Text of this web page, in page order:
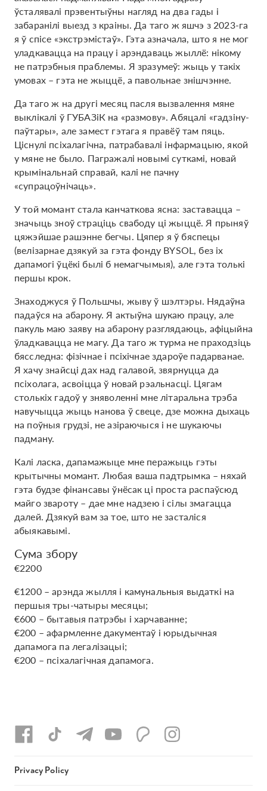
ўсталявалі прэвентыўны нагляд на два гады і
забаранілі выезд з краіны. Да таго ж яшчэ з 2023-га
я ў спісе «экстрэмістаў». Гэта азначала, што я не мог
уладкавацца на працу і арэндаваць жыллё: нікому
не патрэбныя праблемы. Я зразумеў: жыць у такіх
умовах – гэта не жыццё, а павольнае знішчэнне.
Да таго ж на другі месяц пасля вызвалення мяне
выклікалі ў ГУБАЗіК на «размову». Абяцалі «гадзіну-
паўтары», але замест гэтага я правёў там пяць.
Ціснулі псіхалагічна, патрабавалі інфармацыю, якой
у мяне не было. Пагражалі новымі суткамі, новай
крымінальнай справай, калі не пачну
«супрацоўнічаць».
У той момант стала канчаткова ясна: заставацца –
значыць зноў страціць свабоду ці жыццё. Я прыняў
цяжэйшае рашэнне бегчы. Цяпер я ў бяспецы
(велізарнае дзякуй за гэта фонду BYSOL, без іх
дапамогі ўцёкі былі б немагчымыя), але гэта толькі
першы крок.
Знаходжуся ў Польшчы, жыву ў шэлтэры. Нядаўна
падаўся на абарону. Я актыўна шукаю працу, але
пакуль маю заяву на абарону разглядаюць, афіцыйна
ўладкавацца не магу. Да таго ж турма не праходзіць
бясследна: фізічнае і псіхічнае здароўе падарванае.
Я хачу знайсці дах над галавой, звярнуцца да
псіхолага, асвоіцца ў новай рэальнасці. Цягам
столькіх гадоў у зняволенні мне літаральна трэба
навучыцца жыць нанова ў свеце, дзе можна дыхаць
на поўныя грудзі, не азіраючыся і не шукаючы
падману.
Калі ласка, дапамажыце мне перажыць гэты
крытычны момант. Любая ваша падтрымка – няхай
гэта будзе фінансавы ўнёсак ці проста распаўсюд
майго звароту – дае мне надзею і сілы змагацца
далей. Дзякуй вам за тое, што не засталіся
абыякавымі.
Сума збору
€2200
€1200 – арэнда жылля і камунальныя выдаткі на
першыя тры-чатыры месяцы;
€600 – бытавыя патрэбы і харчаванне;
€200 – афармленне дакументаў і юрыдычная
дапамога па легалізацыі;
€200 – псіхалагічная дапамога.
Privacy Policy